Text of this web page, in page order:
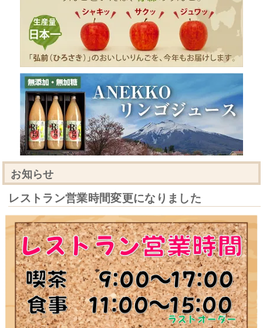
お知らせ
レストラン営業時間変更になりました